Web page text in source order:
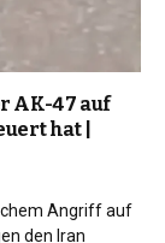
AK-47 auf
hat |